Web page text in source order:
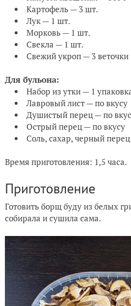
Картофель — 3 шт.
Лук — 1 шт.
Морковь — 1 шт.
Свекла — 1 шт.
Свежий укроп — 3 веточки
Для бульона:
Набор из утки — 1
Лавровый лист — по вкусу
Душистый перец — по
Острый перец — по вкусу
Соль, сахар, черный
Время приготовления: 1,5 часа.
Приготовление
Готовить борщ буду из белых
собирала и сушила сама.